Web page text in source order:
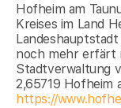
Hofheim am
Kreises im Land
noch mehr erfärt
Stadtverwaltung
2,65719 Hofheim
https://